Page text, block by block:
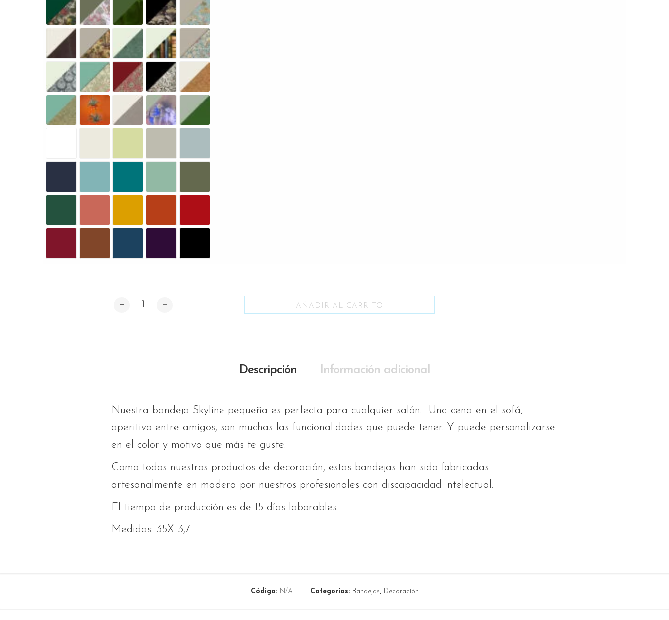
AÑADIR AL CARRITO
Descripción Información adicional
Nuestra bandeja Skyline pequeña es perfecta para cualquier salón. Una cena en el sofá,
aperitivo entre amigos, son muchas las funcionalidades que puede tener. Y puede personalizarse
en el color y motivo que más te guste.
Como todos nuestros productos de decoración, estas bandejas han sido fabricadas
artesanalmente en madera por nuestros profesionales con discapacidad intelectual.
El tiempo de producción es de 15 días laborables.
Medidas: 35X 3,7
Código: N/A Categorías: Bandejas, Decoración